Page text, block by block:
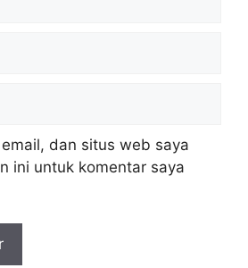
dan situs web saya
ini untuk komentar saya